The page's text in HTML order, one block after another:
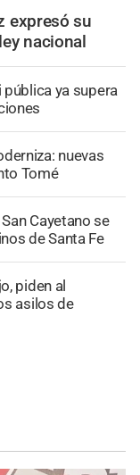
expresó su
nacional
pública ya supera
nuevas
Tomé
San Cayetano se
de Santa Fe
piden al
asilos de